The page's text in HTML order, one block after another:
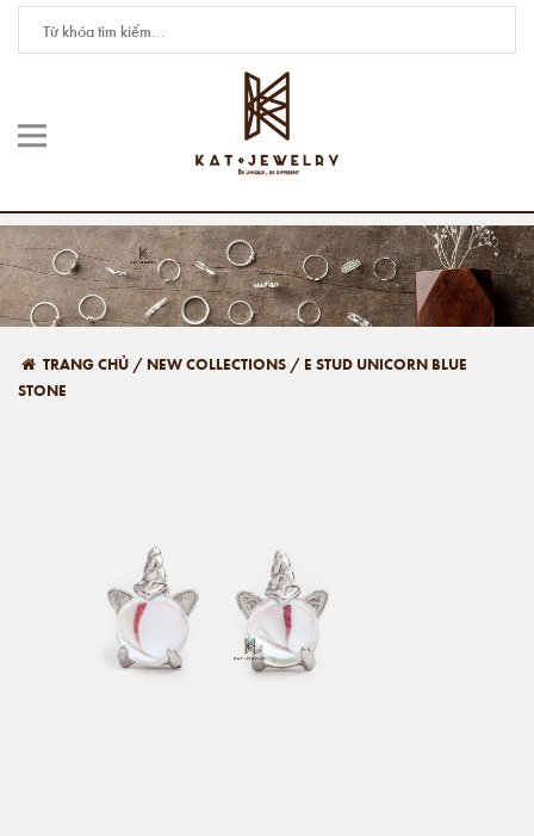
TRANG CHỦ / NEW COLLECTIONS / E STUD UNICORN BLUE
STONE